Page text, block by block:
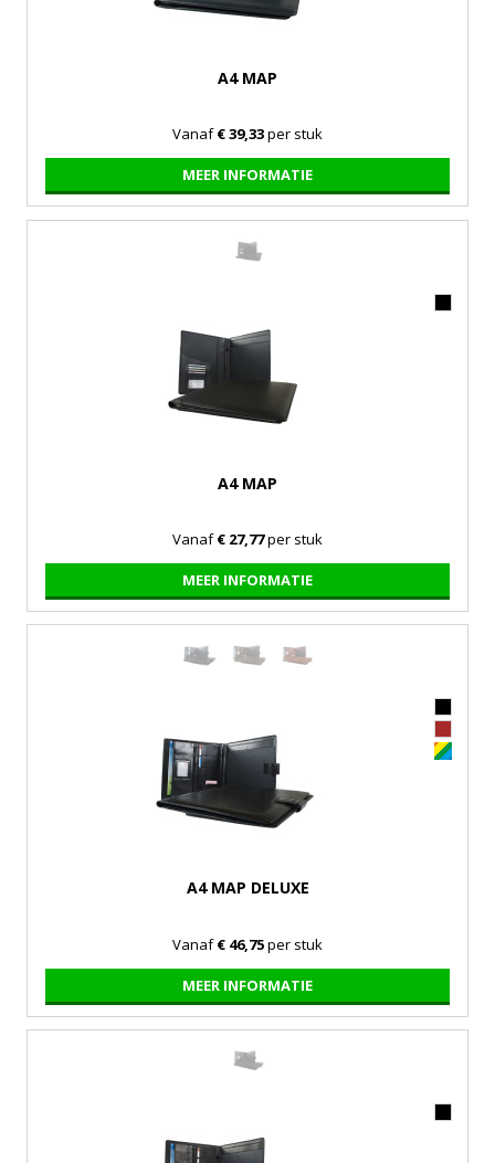
A4 MAP
Vanaf€ 39,33per stuk
MEER INFORMATIE
A4 MAP
Vanaf€ 27,77per stuk
MEER INFORMATIE
A4 MAP DELUXE
Vanaf€ 46,75per stuk
MEER INFORMATIE